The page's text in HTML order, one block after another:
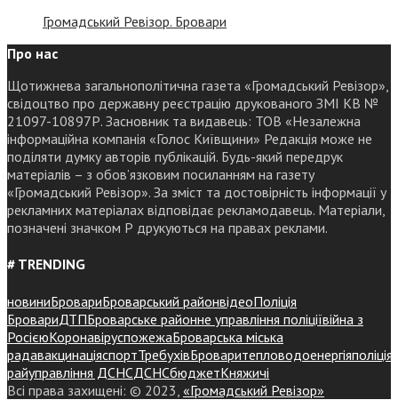
Громадський Ревізор. Бровари
Про нас
Щотижнева загальнополітична газета «Громадський Ревізор»,
свідоцтво про державну реєстрацію друкованого ЗМІ КВ №
21097-10897Р. Засновник та видавець: ТОВ «Незалежна
інформаційна компанія «Голос Київщини» Редакція може не
поділяти думку авторів публікацій. Будь-який передрук
матеріалів – з обов’язковим посиланням на газету
«Громадський Ревізор». За зміст та достовірність інформації у
рекламних матеріалах відповідає рекламодавець. Матеріали,
позначені значком Р друкуються на правах реклами.
# TRENDING
новиниБровариБроварський районвідеоПоліція
БровариДТПБроварське районне управління поліціївійна з
РосієюКоронавіруспожежаБроварська міська
радавакцинаціяспортТребухівБроваритепловодоенергіяполіція
райуправління ДСНСДСНСбюджетКняжичі
Всі права захищені: © 2023, «Громадський Ревізор»